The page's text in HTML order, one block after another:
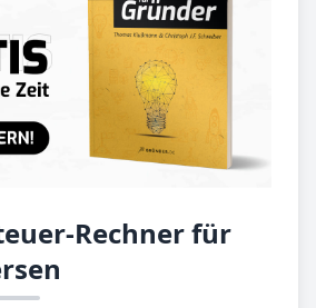
Rechner für